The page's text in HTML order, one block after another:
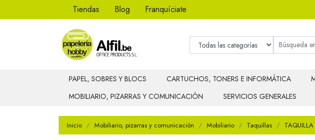
Tiendas Blog Franquíciate
PAPEL, SOBRES Y BLOCS CARTUCHOS, TONERS E INFORMÁTICA
MOBILIARIO, PIZARRAS Y COMUNICACIÓN
SERVICIOS GENERALES
Inicio Mobiliario, pizarras y comunicación Mobiliario Taquillas